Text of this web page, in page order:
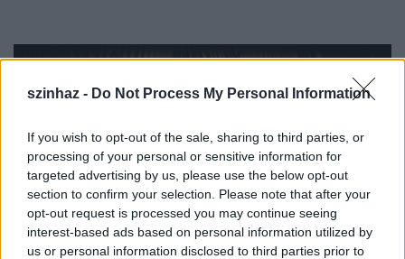
szinhaz - Do Not Process My Personal Information
If you wish to opt-out of the sale, sharing to third parties, or
processing of your personal or sensitive information for
targeted advertising by us, please use the below opt-out
section to confirm your selection. Please note that after your
opt-out request is processed you may continue seeing
interest-based ads based on personal information utilized by
us or personal information disclosed to third parties prior to